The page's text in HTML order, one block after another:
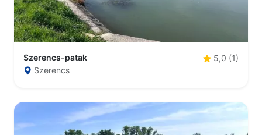
Szerencs-patak
5,0 (1)
Szerencs